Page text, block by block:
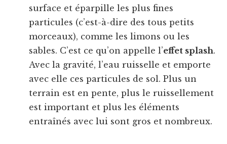
surface et éparpille les plus fines
particules (c’est-à-dire des tous petits
morceaux), comme les limons ou les
sables. C’est ce qu’on appelle l’effet splash.
Avec la gravité, l’eau ruisselle et emporte
avec elle ces particules de sol. Plus un
terrain est en pente, plus le ruissellement
est important et plus les éléments
entraînés avec lui sont gros et nombreux.